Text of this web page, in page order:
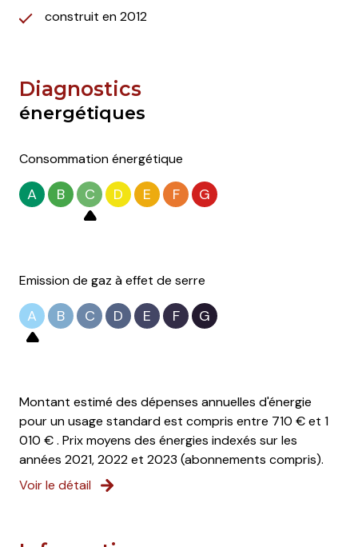
construit en 2012
Diagnostics
énergétiques
Consommation énergétique
A B C D E F G
Emission de gaz à effet de serre
A B C D E F G
Montant estimé des dépenses annuelles d'énergie
pour un usage standard est compris entre 710 € et 1
010 € . Prix moyens des énergies indexés sur les
années 2021, 2022 et 2023 (abonnements compris).
Voir le détail